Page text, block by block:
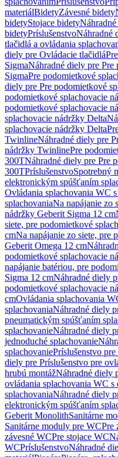
materiálBidetyZávesné bidety
bidetyStojace bidety
bidetyPríslušenstvoNáhradné
tlačidlá a ovládania
diely pre Ovládacie tlačidlá
SigmaNáhradné diely pre Pre
SigmaPre podomietkové
diely pre Pre podomietkové
podomietkové splachovacie
podomietkové splachovacie
splachovacie nádržky Delta
splachovacie nádržky Delta
TwinlineNáhradné diely pre
nádržky TwinlinePre
300TNáhradné diely pre Pre
300TPríslušenstvoSpotrebný
elektronickým spúšťaním
Ovládania splachovania WC
splachovaniaNa napájanie zo
nádržky Geberit Sigma 12 cm
siete, pre podomietkové
cmNa napájanie zo siete, pre
Geberit Omega 12 cm
podomietkové splachovacie
napájanie batériou, pre
Sigma 12 cmNáhradné diely
podomietkové splachovacie
cmOvládania splachovania
splachovaniaNáhradné diely
pneumatickým spúšťaním
splachovanieNáhradné diely
jednoduché splachovanie
splachovaniePríslušenstvo
diely pre Príslušenstvo pre
hrubú montážNáhradné diely
ovládania splachovania WC
splachovaniaNáhradné diely
elektronickým spúšťaním
Geberit MonolithSanitárne
Sanitárne moduly pre WCPre
závesné WCPre stojace WC
WCPríslušenstvoNáhradné